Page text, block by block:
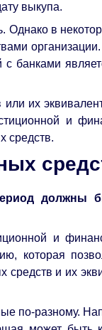
выкупа.
Однако в
их
и
средств.
должны
и
которая
и их
по-разному.